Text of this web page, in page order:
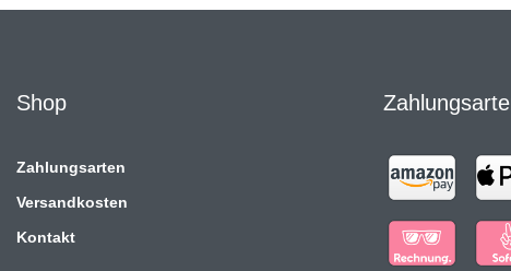
Shop
Zahlungsarten
Versandkosten
Kontakt